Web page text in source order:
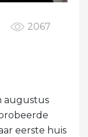
2067
augustus
eerste huis